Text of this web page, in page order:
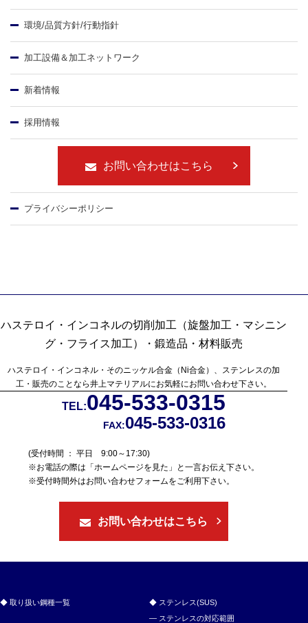
環境/品質方針/行動指針
加工設備＆加工ネットワーク
新着情報
採用情報
お問い合わせはこちら
プライバシーポリシー
ハステロイ・インコネルの切削加工（旋盤加工・マシニン
グ・フライス加工）・鍛造品・材料販売
ハステロイ・インコネル・そのニッケル合金（Ni合金）、ステンレスの加
工・販売のことなら井上マテリアルにお気軽にお問い合わせ下さい。
TEL:045-533-0315
FAX:045-533-0316
(受付時間 ： 平日 9:00～17:30)
※お電話の際は「ホームページを見た」と一言お伝え下さい。
※受付時間外はお問い合わせフォームをご利用下さい。
お問い合わせはこちら
取り扱い鋼種一覧
ステンレス(SUS)
ステンレスの対応範囲